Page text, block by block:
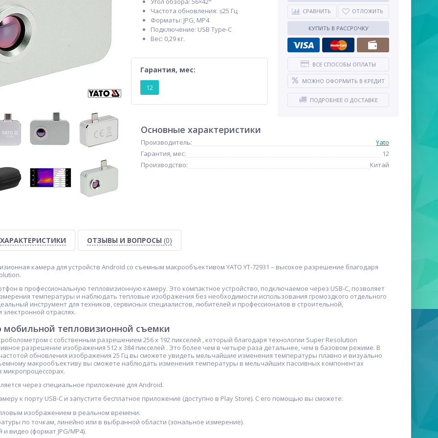
Частота обновления: ≤25 Гц
Форматы: JPG, MP4
Подключение: USB Type-C
Вес: 0,29 кг.
Гарантия, мес:
12
СРАВНИТЬ ОТЛОЖИТЬ
КУПИТЬ В РАССРОЧКУ
ВСЕ СПОСОБЫ ОПЛАТЫ
МОЖНО ОФОРМИТЬ В КРЕДИТ
ПОДРОБНЕЕ О ДОСТАВКЕ
Основные характеристики
Производитель:
Yato
Гарантия, мес:
12
Производство:
Китай
ХАРАКТЕРИСТИКИ ОТЗЫВЫ И ВОПРОСЫ (0)
камера для устройств Android со съемным макрообъективом YATO YT-72931 – высокое разрешение благодаря
в профессиональную тепловизионную камеру. Это компактное устройство, подключаемое через USB-C, позволяет
температуры и наблюдать тепловые изображения без необходимости использования громоздкого отдельного
инструмент для техников, сервисных специалистов, любителей и профессионалов в строительной,
отраслях.
мобильной тепловизионной съемки
с собственным разрешением 256 x 192 пикселей , который благодаря технологии Super Resolution
разрешение изображения 512 x 384 пикселей . Это более чем в четыре раза детальнее, чем в базовом режиме. В
обновления изображения 25 Гц вы сможете увидеть мельчайшие изменения температуры плавно и визуально
макрообъективу вы сможете наблюдать изменения температуры в мельчайших пассивных компонентах
микропроцессорах.
через специальное приложение для Android.
к порту USB-C и запустите бесплатное приложение (доступно в Play Store). С его помощью вы сможете:
изображением в реальном времени.
по точкам, линейно или в выбранной области (зональное измерение).
видео (формат JPG/MP4).